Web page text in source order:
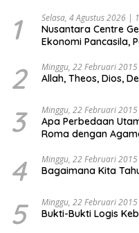
1 Selasa, 4 Agustus 2026 |
Nusantara Centre
Ekonomi Pancasila,
Ekonomi Politik
“Urgensi Undang-
Indonesia Emas
2 Minggu, 22 Februari
Allah, Theos, Dios,
3 Minggu, 22 Februari
Apa Perbedaan
Roma dengan
4 Minggu, 22 Februari
Bagaimana Kita
5 Minggu, 22 Februari
Bukti-Bukti Logis